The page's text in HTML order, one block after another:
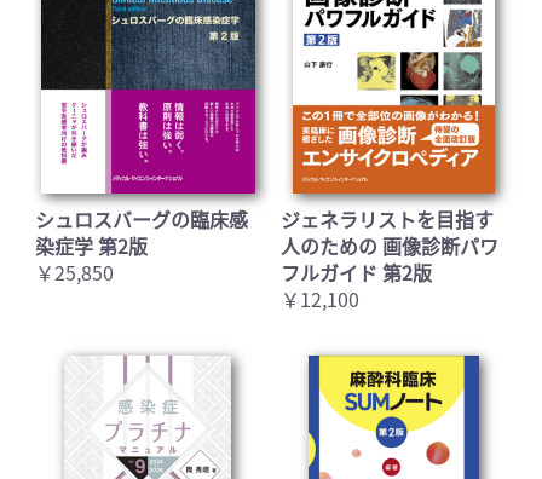
シュロスバーグの臨床感
染症学 第2版
￥25,850
ジェネラリストを目指す
人のための 画像診断パワ
フルガイド 第2版
￥12,100